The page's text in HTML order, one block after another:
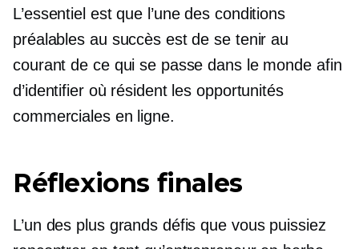
L’essentiel est que l’une des conditions
préalables au succès est de se tenir au
courant de ce qui se passe dans le monde afin
d’identifier où résident les opportunités
commerciales en ligne.
Réflexions finales
L’un des plus grands défis que vous puissiez